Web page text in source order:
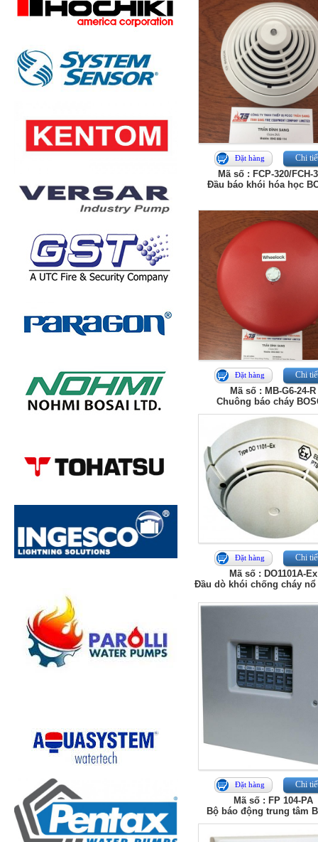
Đặt hàng Chi
Mã số : FCP‑320/
Đầu báo khói hóa học
Đặt hàng Chi
Mã số : MB-G6-24-R
Chuông báo cháy
Đặt hàng Chi
Mã số : DO1101A-Ex
Đầu dò khói chống cháy nổ
Đặt hàng Chi
Mã số : FP 104-PA
Bộ báo động trung tâm